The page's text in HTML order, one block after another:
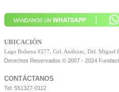
UBICACIÓN
Lago Bolsena #277, Col. Anáhuac, Del. Miguel
Derechos Reservados © 2007 - 2024
CONTÁCTANOS
Tel: 551327-0112